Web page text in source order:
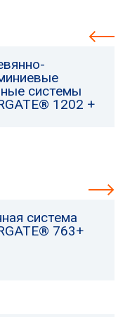
системы
1202 +
система
763+